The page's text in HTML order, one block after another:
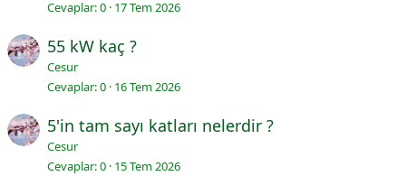
Cevaplar 0 17 Tem 2026
55 kW kaç ?
Cesur
Cevaplar 0 16 Tem 2026
5'in tam sayı katları nelerdir ?
Cesur
Cevaplar 0 15 Tem 2026